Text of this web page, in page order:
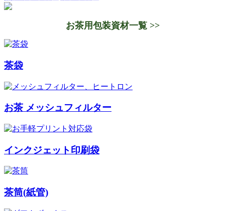
お茶用包装資材一覧 >>
茶袋
お茶 メッシュフィルター
インクジェット印刷袋
茶筒(紙管)